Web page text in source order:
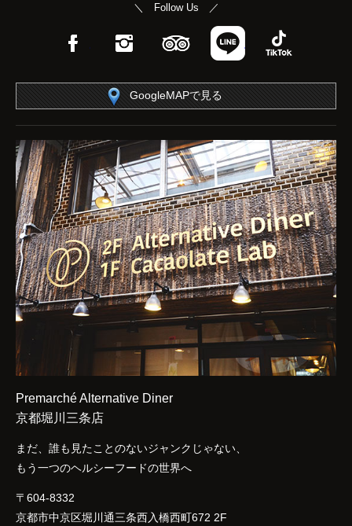
＼ Follow Us ／
FacebookInstagramTripAdvisor
LINE
GoogleMAPで見る
Premarché Alternative Diner
京都堀川三条店
まだ、誰も見たことのないジャンクじゃない、
もう一つのヘルシーフードの世界へ
〒604-8332
京都市中京区堀川通三条西入橋西町672 2F